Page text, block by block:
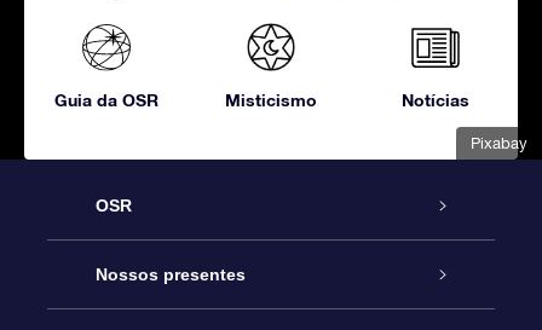
Pixabay
Guia da OSR Misticismo Notícias
OSR
Serviço
Nossos presentes